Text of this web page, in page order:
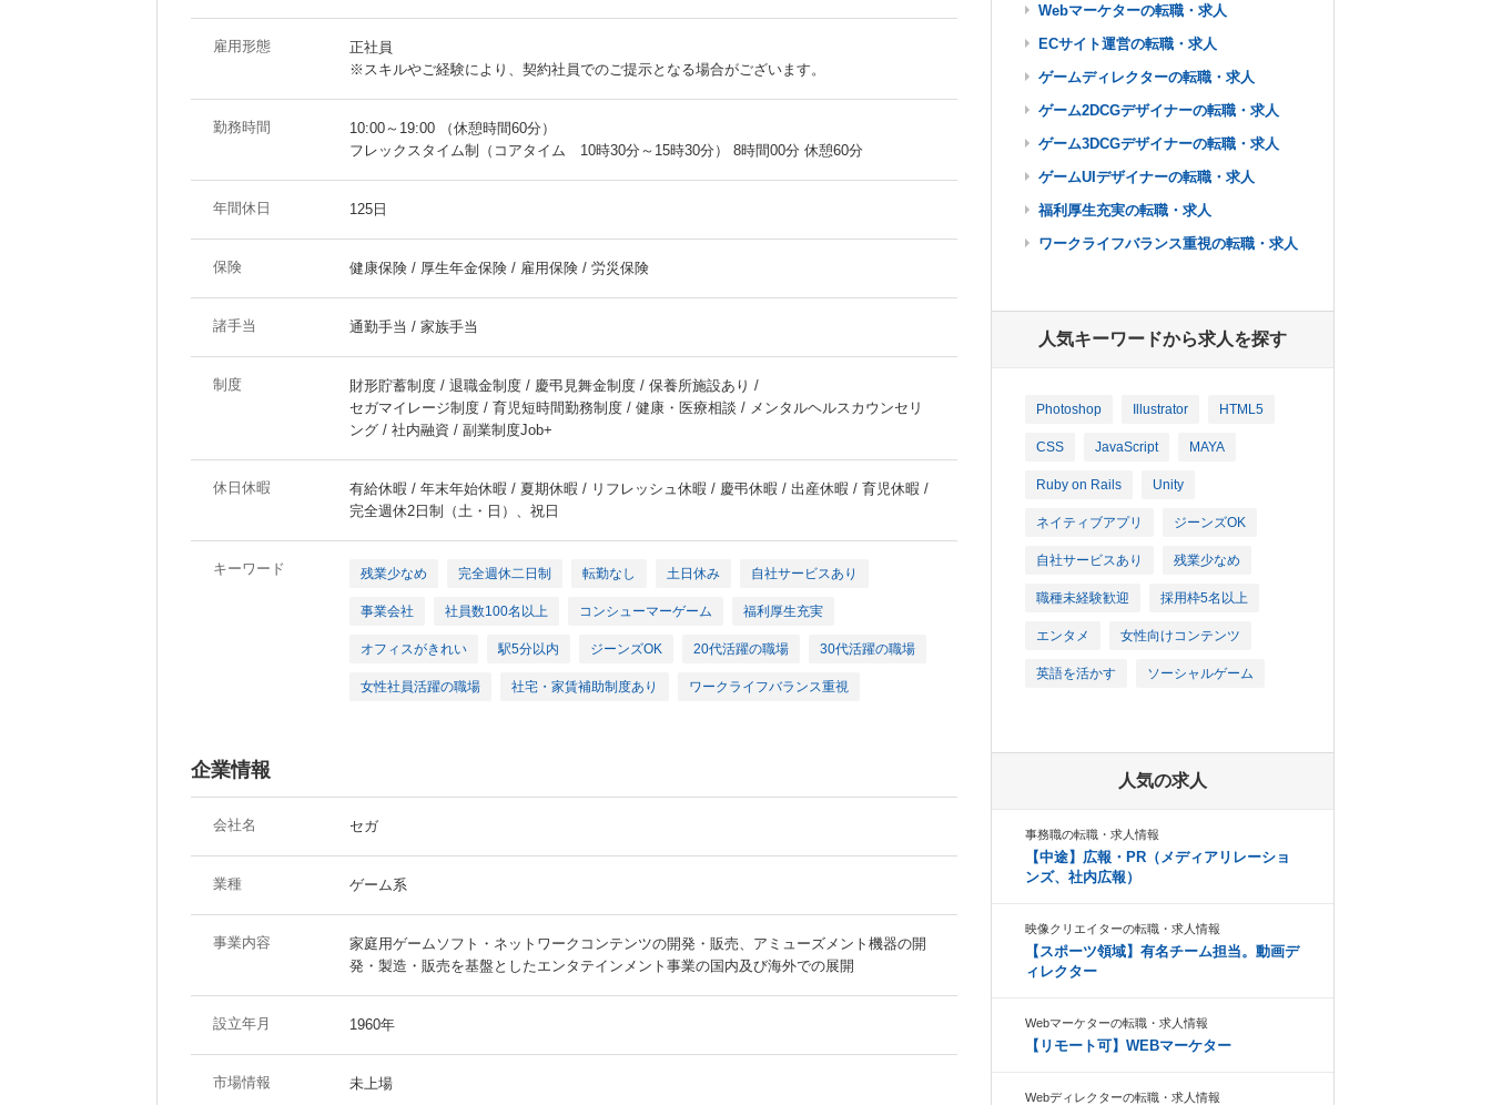
雇用形態
正社員
※スキルやご経験により、契約社員でのご提示となる場合がございます。
勤務時間
10:00～19:00 （休憩時間60分）
フレックスタイム制（コアタイム 10時30分～15時30分） 8時間00分 休憩60分
年間休日 125日
保険 健康保険 / 厚生年金保険 / 雇用保険 / 労災保険
諸手当 通勤手当 / 家族手当
制度
財形貯蓄制度 / 退職金制度 / 慶弔見舞金制度 / 保養所施設あり /
セガマイレージ制度 / 育児短時間勤務制度 / 健康・医療相談 / メンタルヘルスカウンセリ
ング / 社内融資 / 副業制度Job+
休日休暇
有給休暇 / 年末年始休暇 / 夏期休暇 / リフレッシュ休暇 / 慶弔休暇 / 出産休暇 / 育児休暇 /
完全週休2日制（土・日）、祝日
キーワード 残業少なめ 完全週休二日制 転勤なし 土日休み 自社サービスあり
事業会社 社員数100名以上 コンシューマーゲーム 福利厚生充実
オフィスがきれい 駅5分以内 ジーンズOK 20代活躍の職場 30代活躍の職場
女性社員活躍の職場 社宅・家賃補助制度あり ワークライフバランス重視
企業情報
会社名 セガ
業種 ゲーム系
事業内容
家庭用ゲームソフト・ネットワークコンテンツの開発・販売、アミューズメント機器の開
発・製造・販売を基盤としたエンタテインメント事業の国内及び海外での展開
設立年月 1960年
市場情報 未上場
Webマーケターの転職・求人
ECサイト運営の転職・求人
ゲームディレクターの転職・求人
ゲーム2DCGデザイナーの転職・求人
ゲーム3DCGデザイナーの転職・求人
ゲームUIデザイナーの転職・求人
福利厚生充実の転職・求人
ワークライフバランス重視の転職・求人
人気キーワードから求人を探す
Photoshop Illustrator HTML5
CSS JavaScript MAYA
Ruby on Rails Unity
ネイティブアプリ ジーンズOK
自社サービスあり 残業少なめ
職種未経験歓迎 採用枠5名以上
エンタメ 女性向けコンテンツ
英語を活かす ソーシャルゲーム
人気の求人
事務職の転職・求人情報
【中途】広報・PR（メディアリレーショ
ンズ、社内広報）
映像クリエイターの転職・求人情報
【スポーツ領域】有名チーム担当。動画デ
ィレクター
Webマーケターの転職・求人情報
【リモート可】WEBマーケター
Webディレクターの転職・求人情報